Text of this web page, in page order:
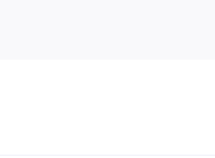
生成.ipsw固件文件并自动验证
应用包、.dmg磁盘映像、启